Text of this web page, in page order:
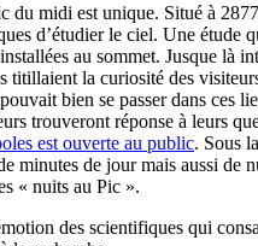
du midi est unique. Situé à
d’étudier le ciel. Une étude
au sommet. Jusque là
titillaient la curiosité des
bien se passer dans ces
trouveront réponse à leurs
est ouverte au public. Sous
minutes de jour mais aussi de
« nuits au Pic ».
des scientifiques qui